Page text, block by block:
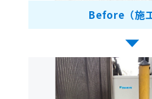
Before（施